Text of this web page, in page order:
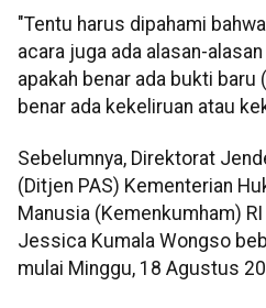
"Tentu harus dipahami
acara juga ada alasan-
apakah benar ada bukti baru
benar ada kekeliruan atau
Sebelumnya, Direktorat
(Ditjen PAS) Kementerian
Manusia (Kemenkumham)
Jessica Kumala Wongso
mulai Minggu, 18 Agustus